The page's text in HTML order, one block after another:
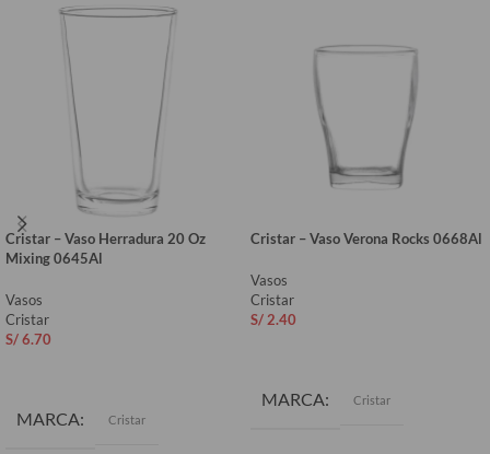
Cristar – Vaso Herradura 20 Oz
Mixing 0645Al
Vasos
Cristar
S/6.70
MARCA Cristar
Cristar – Vaso Verona Rocks 0668Al
Vasos
Cristar
S/ 2.40
MARCA Cristar